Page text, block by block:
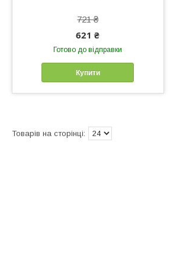
721 ₴
621 ₴
Готово до відправки
Купити